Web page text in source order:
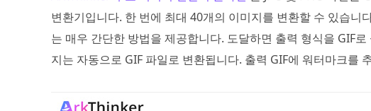
변환기입니다. 한 번에 최대 40개의 이미지를 변환할 수 있습니
는 매우 간단한 방법을 제공합니다. 도달하면 출력 형식을 GIF
지는 자동으로 GIF 파일로 변환됩니다. 출력 GIF에 워터마크를